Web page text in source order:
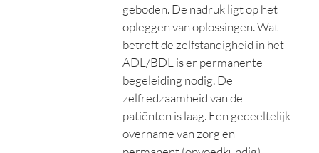
geboden. De nadruk ligt op het
opleggen van oplossingen. Wat
betreft de zelfstandigheid in het
ADL/BDL is er permanente
begeleiding nodig. De
zelfredzaamheid van de
patiënten is laag. Een gedeeltelijk
overname van zorg en